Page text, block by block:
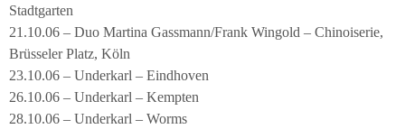
Stadtgarten
21.10.06 – Duo Martina Gassmann/Frank Wingold – Chinoiserie,
Brüsseler Platz, Köln
23.10.06 – Underkarl – Eindhoven
26.10.06 – Underkarl – Kempten
28.10.06 – Underkarl – Worms